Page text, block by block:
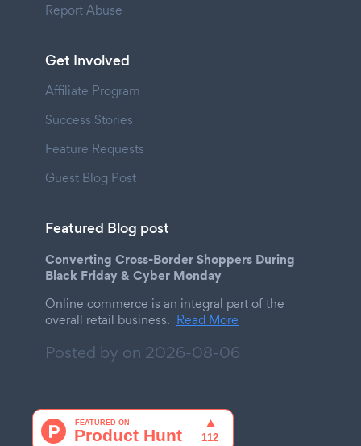
Report Abuse
Get Involved
Affiliate Program
Success Stories
Feature Requests
Guest Blog Post
Featured Blog post
Converting Cross-Border Shoppers During
Black Friday & Cyber Monday
Online commerce is an integral part of the
overall retail business. Read More
Posted by on 2026-08-06